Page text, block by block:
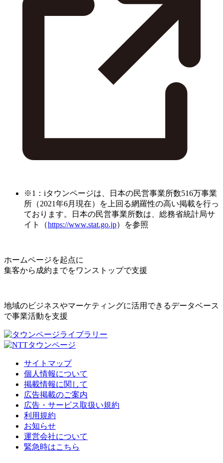
※1：iタウンページは、日本の民営事業所数516万事業
所（2021年6月現在）を上回る網羅性の高い掲載を行っ
ております。日本の民営事業所数は、総務省統計局サ
イト（https://www.stat.go.jp）を参照
ホームページを起点に
集客から成約までをワンストップで支援
地域のビジネスやマーケティングに活用できるデータベース
で事業活動を支援
サイトマップ
個人情報について
掲載情報に関して
広告掲載のご案内
広告・サービス取扱い規約
利用規約
お知らせ
運営会社について
緊急時はこちら